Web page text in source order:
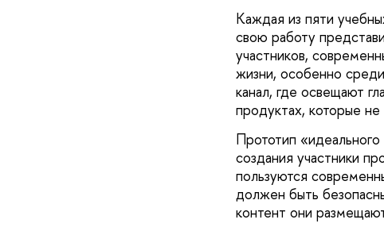
Каждая из пяти
свою работу
участников,
жизни, особенно
канал, где освещают
продуктах, которые
Прототип
создания участники
пользуются
должен быть
контент они